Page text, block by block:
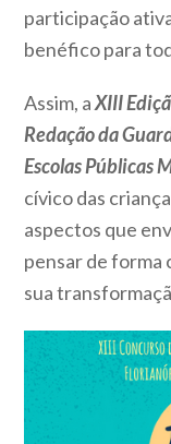
participação
benéfico para
Assim, aXIII
Redação da
Escolas Públicas
cívico das
aspectos que
pensar de forma
sua